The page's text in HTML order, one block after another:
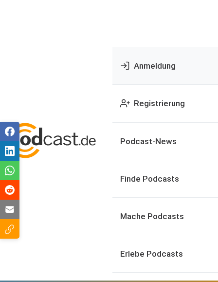
Anmeldung
Registrierung
Podcast-News
Finde Podcasts
Mache Podcasts
Erlebe Podcasts